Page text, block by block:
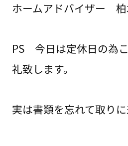
ホームアドバイザー
PS 今日は定休日の為
礼致します。
実は書類を忘れて取りに